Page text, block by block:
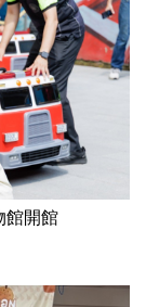
館開館